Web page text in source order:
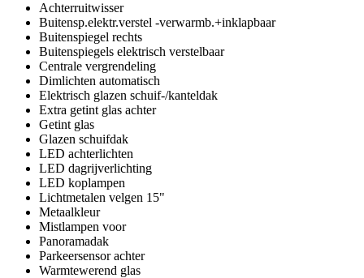
Achterruitwisser
Buitensp.elektr.verstel -verwarmb.+inklapbaar
Buitenspiegel rechts
Buitenspiegels elektrisch verstelbaar
Centrale vergrendeling
Dimlichten automatisch
Elektrisch glazen schuif-/kanteldak
Extra getint glas achter
Getint glas
Glazen schuifdak
LED achterlichten
LED dagrijverlichting
LED koplampen
Lichtmetalen velgen 15"
Metaalkleur
Mistlampen voor
Panoramadak
Parkeersensor achter
Warmtewerend glas